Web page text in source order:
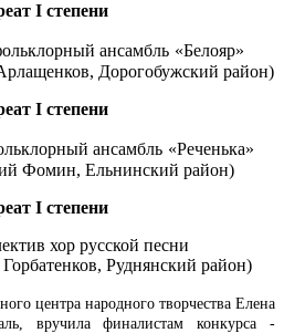
I степени
ансамбль «Белояр»
Дорогобужский район)
I степени
ансамбль «Реченька»
Фомин, Ельнинский район)
Iстепени
хор русской песни
Руднянский район)
центра народного творчества Елена
вручила финалистам конкурса -